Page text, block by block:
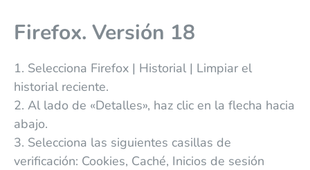
Firefox. Versión 18
1. Selecciona Firefox | Historial | Limpiar el
historial reciente.
2. Al lado de «Detalles», haz clic en la flecha hacia
abajo.
3. Selecciona las siguientes casillas de
verificación: Cookies, Caché, Inicios de sesión